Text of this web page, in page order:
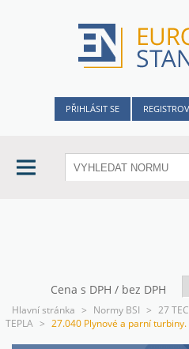
PŘIHLÁSIT SE
Cena s DPH / bez DPH
Hlavní stránka > Normy BSI > 27
TEPLA > 27.040 Plynové a parní